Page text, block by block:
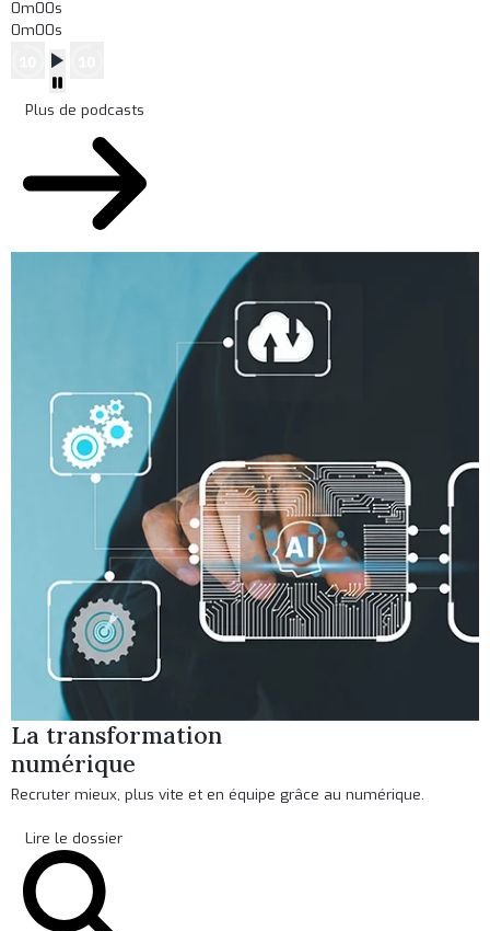
0m00s
0m00s
Plus de podcasts
La transformation
numérique
Recruter mieux, plus vite et en équipe grâce au numérique.
Lire le dossier